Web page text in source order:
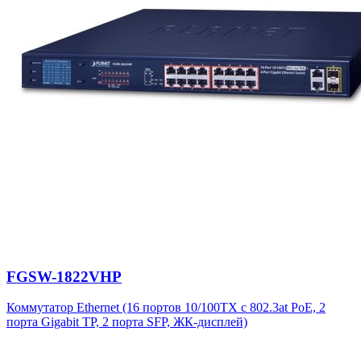
FGSW-1822VHP
Коммутатор Ethernet (16 портов 10/100TX с 802.3at PoE, 2
порта Gigabit TP, 2 порта SFP, ЖК-дисплей)